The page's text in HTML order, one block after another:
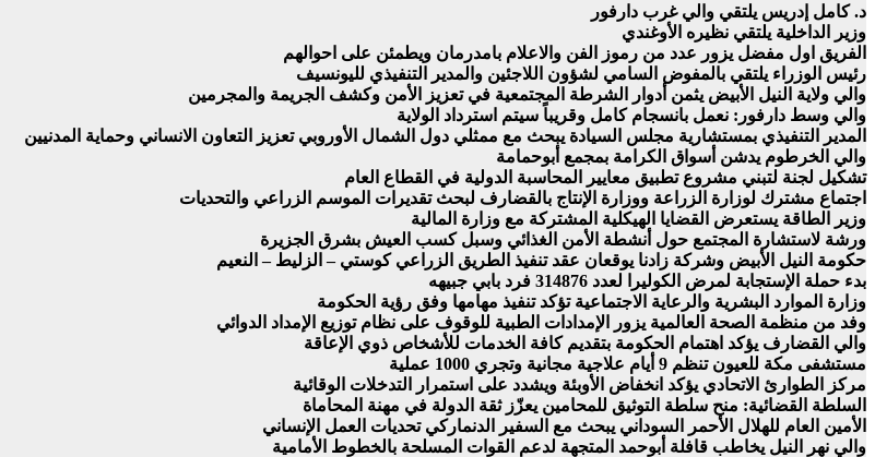
د. كامل إدريس يلتقي والي غرب دارفور
وزير الداخلية يلتقي نظيره الأوغندي
الفريق اول مفضل يزور عدد من رموز الفن والاعلام بامدرمان ويطمئن على احوالهم
رئيس الوزراء يلتقي بالمفوض السامي لشؤون اللاجئين والمدير التنفيذي لليونسيف
والي ولاية النيل الأبيض يثمن أدوار الشرطة المجتمعية في تعزيز الأمن وكشف الجريمة والمجرمين
والي وسط دارفور: نعمل بانسجام كامل وقريباً سيتم استرداد الولاية
المدير التنفيذي بمستشارية مجلس السيادة يبحث مع ممثلي دول الشمال الأوروبي تعزيز التعاون الانساني وحماية المدنيين
والي الخرطوم يدشن أسواق الكرامة بمجمع أبوحمامة
تشكيل لجنة لتبني مشروع تطبيق معايير المحاسبة الدولية في القطاع العام
اجتماع مشترك لوزارة الزراعة ووزارة الإنتاج بالقضارف لبحث تقديرات الموسم الزراعي والتحديات
وزير الطاقة يستعرض القضايا الهيكلية المشتركة مع وزارة المالية
ورشة لاستشارة المجتمع حول أنشطة الأمن الغذائي وسبل كسب العيش بشرق الجزيرة
حكومة النيل الأبيض وشركة زادنا يوقعان عقد تنفيذ الطريق الزراعي كوستي – الزليط – النعيم
بدء حملة الإستجابة لمرض الكوليرا لعدد 314876 فرد بابي جبيهه
وزارة الموارد البشرية والرعاية الاجتماعية تؤكد تنفيذ مهامها وفق رؤية الحكومة
وفد من منظمة الصحة العالمية يزور الإمدادات الطبية للوقوف على نظام توزيع الإمداد الدوائي
والي القضارف يؤكد اهتمام الحكومة بتقديم كافة الخدمات للأشخاص ذوي الإعاقة
مستشفى مكة للعيون تنظم 9 أيام علاجية مجانية وتجري 1000 عملية
مركز الطوارئ الاتحادي يؤكد انخفاض الأوبئة ويشدد على استمرار التدخلات الوقائية
السلطة القضائية: منح سلطة التوثيق للمحامين يعزّز ثقة الدولة في مهنة المحاماة
الأمين العام للهلال الأحمر السوداني يبحث مع السفير الدنماركي تحديات العمل الإنساني
والي نهر النيل يخاطب قافلة أبوحمد المتجهة لدعم القوات المسلحة بالخطوط الأمامية